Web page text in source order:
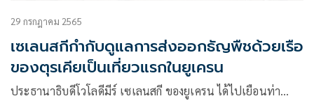
29 กรกฎาคม 2565
เซเลนสกีกำกับดูแลการส่งออกธัญพืชด้วยเรือ
ของตุรเคียเป็นเที่ยวแรกในยูเครน
ประธานาธิบดีโวโลดีมีร์ เซเลนสกี ของยูเครน ได้ไปเยือนท่า…